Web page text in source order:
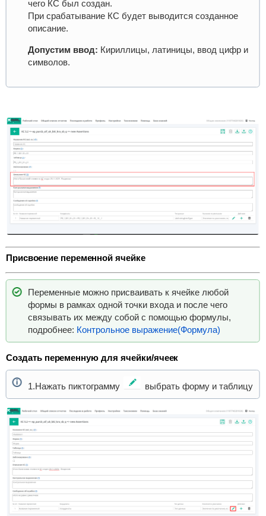
чего КС был создан.
При срабатывание КС будет выводится созданное
описание.
Допустим ввод: Кириллицы, латиницы, ввод цифр и
символов.
Присвоение переменной ячейке
Переменные можно присваивать к ячейке любой
формы в рамках одной точки входа и после чего
связывать их между собой с помощью формулы,
подробнее: Контрольное выражение(Формула)
Создать переменную для ячейки/ячеек
1.Нажать пиктограмму выбрать форму и таблицу